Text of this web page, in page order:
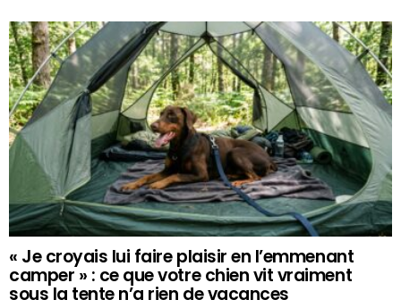
« Je croyais lui faire plaisir en l’emmenant
camper » : ce que votre chien vit vraiment
sous la tente n’a rien de vacances